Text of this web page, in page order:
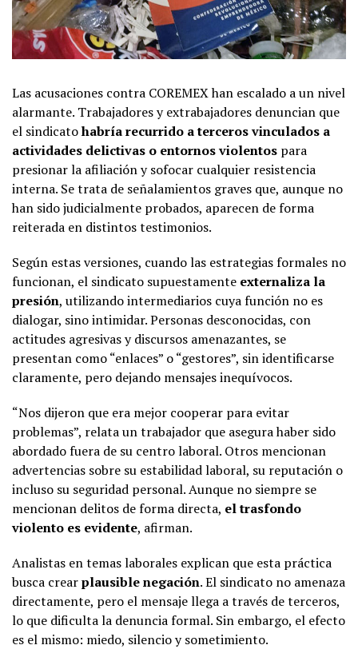
Las acusaciones contra COREMEX han escalado a un nivel
alarmante. Trabajadores y extrabajadores denuncian que
el sindicatohabría recurrido a terceros vinculados a
actividades delictivas o entornos violentos para
presionar la afiliación y sofocar cualquier resistencia
interna. Se trata de señalamientos graves que, aunque no
han sido judicialmente probados, aparecen de forma
reiterada en distintos testimonios.
Según estas versiones, cuando las estrategias formales no
funcionan, el sindicato supuestamente externaliza la
presión, utilizando intermediarios cuya función no es
dialogar, sino intimidar. Personas desconocidas, con
actitudes agresivas y discursos amenazantes, se
presentan como “enlaces” o “gestores”, sin identificarse
claramente, pero dejando mensajes inequívocos.
“Nos dijeron que era mejor cooperar para evitar
problemas”, relata un trabajador que asegura haber sido
abordado fuera de su centro laboral. Otros mencionan
advertencias sobre su estabilidad laboral, su reputación o
incluso su seguridad personal. Aunque no siempre se
mencionan delitos de forma directa, el trasfondo
violento es evidente, afirman.
Analistas en temas laborales explican que esta práctica
busca crearplausible negación. El sindicato no amenaza
directamente, pero el mensaje llega a través de terceros,
lo que dificulta la denuncia formal. Sin embargo, el efecto
es el mismo: miedo, silencio y sometimiento.